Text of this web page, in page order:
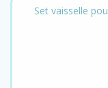
Set vaisselle